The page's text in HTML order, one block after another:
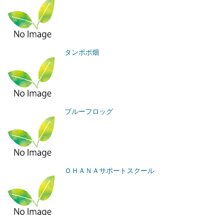
タンポポ畑
ブルーフロッグ
ＯＨＡＮＡサポートスクール